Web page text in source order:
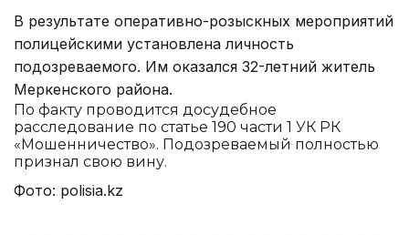
В результате оперативно-розыскных мероприятий
полицейскими установлена личность
подозреваемого. Им оказался 32-летний житель
Меркенского района.
По факту проводится досудебное
расследование по статье 190 части 1 УК РК
«Мошенничество». Подозреваемый полностью
признал свою вину.
Фото: polisia.kz